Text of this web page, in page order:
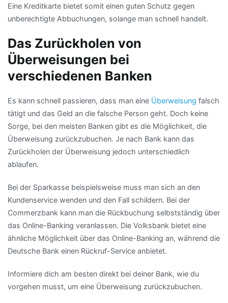
Eine Kreditkarte bietet somit einen guten Schutz gegen
unberechtigte Abbuchungen, solange man schnell handelt.
Das Zurückholen von
Überweisungen bei
verschiedenen Banken
Es kann schnell passieren, dass man eine Überweisung falsch
tätigt und das Geld an die falsche Person geht. Doch keine
Sorge, bei den meisten Banken gibt es die Möglichkeit, die
Überweisung zurückzubuchen. Je nach Bank kann das
Zurückholen der Überweisung jedoch unterschiedlich
ablaufen.
Bei der Sparkasse beispielsweise muss man sich an den
Kundenservice wenden und den Fall schildern. Bei der
Commerzbank kann man die Rückbuchung selbstständig über
das Online-Banking veranlassen. Die Volksbank bietet eine
ähnliche Möglichkeit über das Online-Banking an, während die
Deutsche Bank einen Rückruf-Service anbietet.
Informiere dich am besten direkt bei deiner Bank, wie du
vorgehen musst, um eine Überweisung zurückzubuchen.